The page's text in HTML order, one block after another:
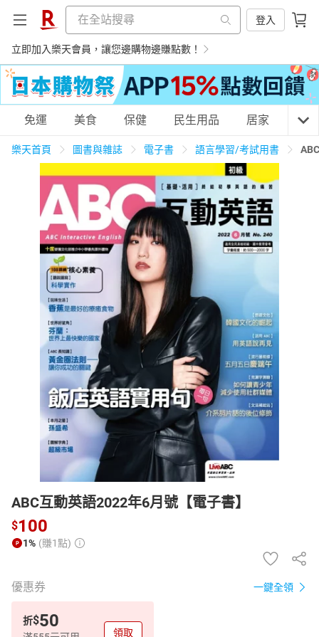
登入
立即加入樂天會員，讓您邊購物邊賺點數！
購物網分類
天天免運 美食蛋糕 養生保健 民生用品
居家生活 3C家電 運動休閒 親子玩具
女裝 男裝 化妝保養 情趣用品
日本購物 電子/紙本書
HOT
免運 美食 保健 民生用品 居家 3C
樂天首頁 圖書與雜誌 電子書 語言學習/考試用書
ABC互動英語2022年6月號【電子書】
$100
1% (賺1點)
優惠券 一鍵全領
折$50
領取